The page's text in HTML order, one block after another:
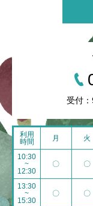
受付
利用
時間
月 火
10:30
~
12:30
〇 〇
13:30
~
15:30
〇 〇